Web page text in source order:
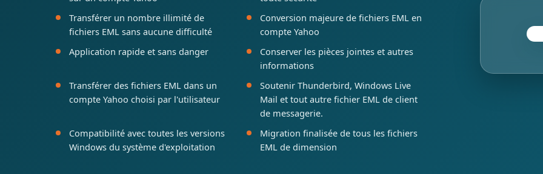
Transférer un nombre illimité de
fichiers EML sans aucune difficulté
Conversion majeure de fichiers EML en
compte Yahoo
Application rapide et sans danger
Conserver les pièces jointes et autres
informations
Transférer des fichiers EML dans un
compte Yahoo choisi par l'utilisateur
Soutenir Thunderbird, Windows Live
Mail et tout autre fichier EML de client
de messagerie.
Compatibilité avec toutes les versions
Windows du système d'exploitation
Migration finalisée de tous les fichiers
EML de dimension